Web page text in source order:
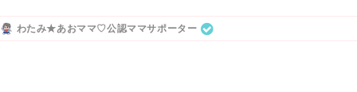
わたみ★あおママ♡公認ママサポーター